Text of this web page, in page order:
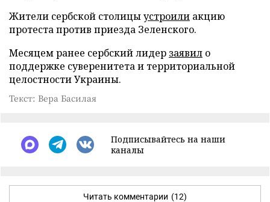
Жители сербской столицыустроили акцию
протеста против приезда Зеленского.
Месяцем ранее сербский лидер заявил о
поддержке суверенитета и территориальной
целостности Украины.
Текст: Вера Басилая
Подписывайтесь на наши
каналы
Читать комментарии (12)